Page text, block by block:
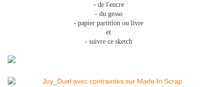
- de l'encre
- du gesso
- papier partition ou livre
et
- suivre ce sketch